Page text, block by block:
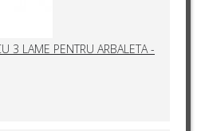
3 LAME PENTRU ARBALETA -